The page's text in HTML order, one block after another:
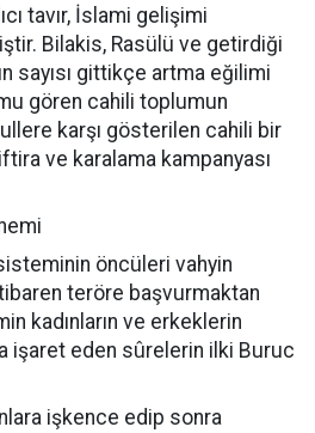
tavır, İslami gelişimi
Bilakis, Rasülü ve getirdiği
sayısı gittikçe artma eğilimi
gören cahili toplumun
karşı gösterilen cahili bir
ve karalama kampanyası
öncüleri vahyin
teröre başvurmaktan
kadınların ve erkeklerin
işaret eden sûrelerin ilki Buruc
işkence edip sonra